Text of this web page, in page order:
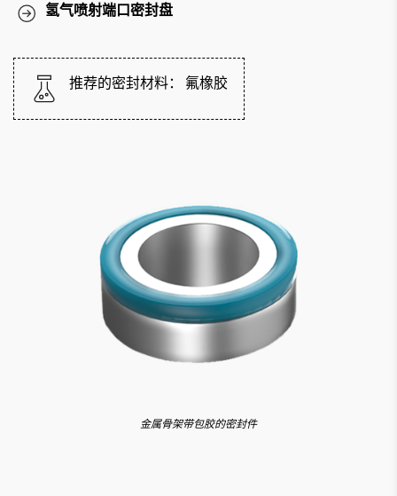
氢气喷射端口密封盘
推荐的密封材料： 氟橡胶
金属骨架带包胶的密封件